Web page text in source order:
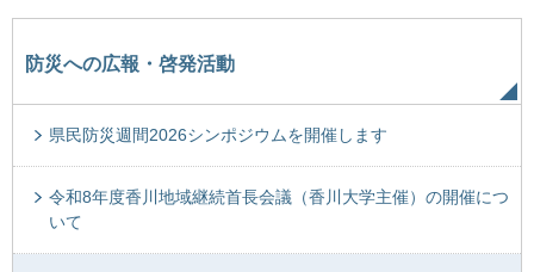
防災への広報・啓発活動
県民防災週間2026シンポジウムを開催します
令和8年度香川地域継続首長会議（香川大学主催）の開催につ
いて